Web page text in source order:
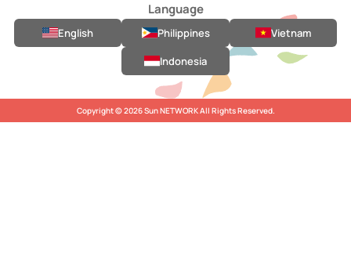
Language
English Philippines
Vietnam
Indonesia
Copyright © 2026 Sun NETWORK All Rights Reserved.